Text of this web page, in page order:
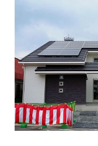
お問い合わせ プライバシー